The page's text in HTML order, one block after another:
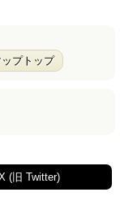
プトップ
(旧 Twitter)